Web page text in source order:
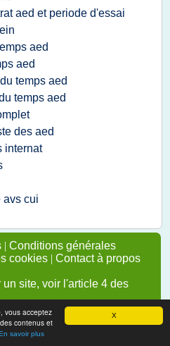
X
vous acceptez
contenus et
savoir plus
aed et periode d'essai
aed
aed
temps aed
temps aed
des aed
internat
avs cui
| Conditions générales
cookies | Contact à propos
site, voir l'article 4 des